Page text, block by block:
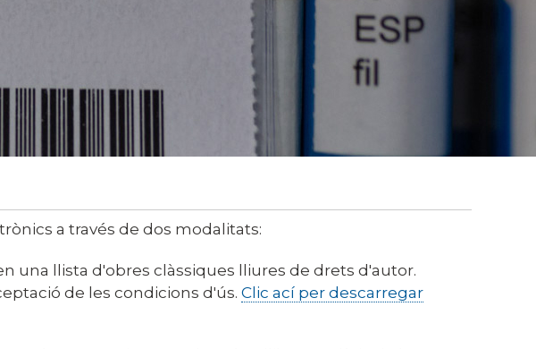
a través de dos modalitats:
una llista d'obres clàssiques lliures de drets d'autor.
de les condicions d'ús.Clic ací per descarregar